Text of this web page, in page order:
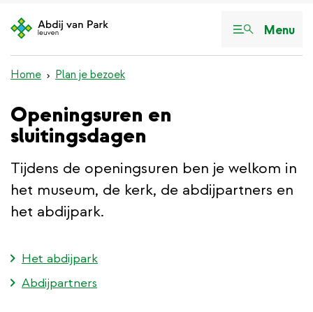
en
inhoud
Menu
Home Plan je bezoek
Openingsuren en
sluitingsdagen
Tijdens de openingsuren ben je welkom in
het museum, de kerk, de abdijpartners en
het abdijpark.
Het abdijpark
Abdijpartners